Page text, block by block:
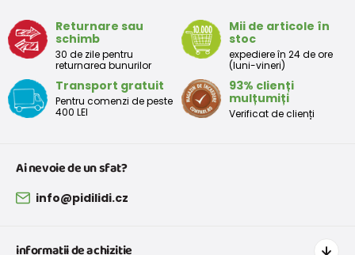
86 12-18 lună 81 - 86
92 18-24 lună 87 - 92
2-3 ani 93 - 98
110
116
Returnare sau
schimb
30 de zile pentru
returnarea bunurilor
Mii de articole în
stoc
expediere în 24 de ore
(luni-vineri)
Transport gratuit
Pentru comenzi de peste
400 LEI
93% clienți
mulțumiți
Verificat de clienți
Ai nevoie de un sfat?
info@pidilidi.cz
informații de achiziție